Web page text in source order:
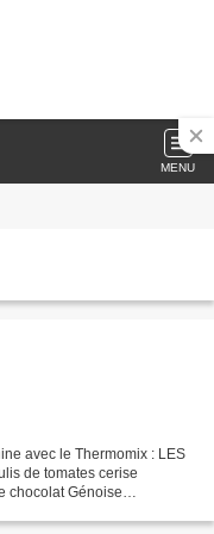
MENU
avec le Thermomix : LES
de tomates cerise
chocolat Génoise